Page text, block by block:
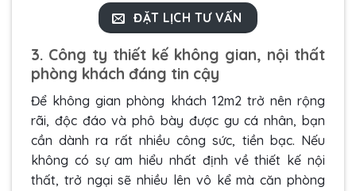
ĐẶT LỊCH TƯ VẤN
3. Công ty thiết kế không gian, nội thất
phòng khách đáng tin cậy
Để không gian phòng khách 12m2 trở nên rộng
rãi, độc đáo và phô bày được gu cá nhân, bạn
cần dành ra rất nhiều công sức, tiền bạc. Nếu
không có sự am hiểu nhất định về thiết kế nội
thất, trở ngại sẽ nhiều lên vô kể mà căn phòng